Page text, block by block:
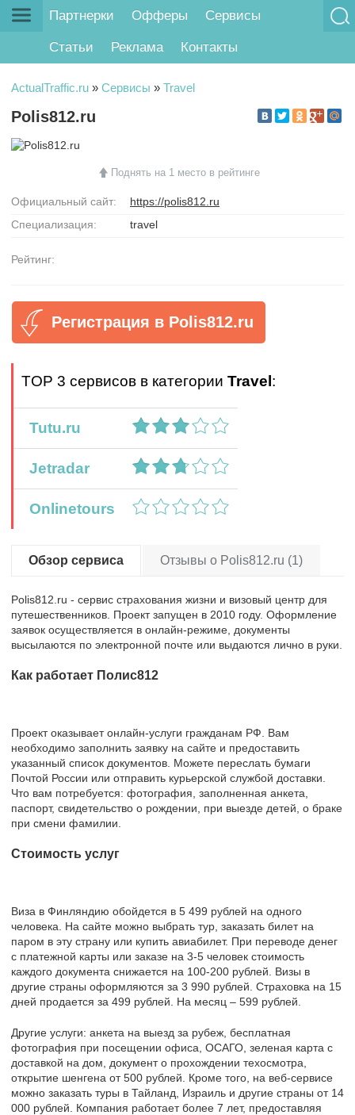
Партнерки Офферы Сервисы
Статьи Реклама Контакты
ActualTraffic.ru » Сервисы » Travel
Polis812.ru
Поднять на 1 место в рейтинге
Официальный сайт:
https://polis812.ru
Специализация:
travel
Рейтинг:
Регистрация в Polis812.ru
TOP 3 сервисов в категории Travel:
Tutu.ru
Jetradar
Onlinetours
Обзор сервиса Отзывы о Polis812.ru (1)
Polis812.ru - сервис страхования жизни и визовый центр для
путешественников. Проект запущен в 2010 году. Оформление
заявок осуществляется в онлайн-режиме, документы
высылаются по электронной почте или выдаются лично в руки.
Как работает Полис812
Проект оказывает онлайн-услуги гражданам РФ. Вам
необходимо заполнить заявку на сайте и предоставить
указанный список документов. Можете переслать бумаги
Почтой России или отправить курьерской службой доставки.
Что вам потребуется: фотография, заполненная анкета,
паспорт, свидетельство о рождении, при выезде детей, о браке
при смени фамилии.
Стоимость услуг
Виза в Финляндию обойдется в 5 499 рублей на одного
человека. На сайте можно выбрать тур, заказать билет на
паром в эту страну или купить авиабилет. При переводе денег
с платежной карты или заказе на 3-5 человек стоимость
каждого документа снижается на 100-200 рублей. Визы в
другие страны оформляются за 3 990 рублей. Страховка на 15
дней продается за 499 рублей. На месяц – 599 рублей.
Другие услуги: анкета на выезд за рубеж, бесплатная
фотография при посещении офиса, ОСАГО, зеленая карта с
доставкой на дом, документ о прохождении техосмотра,
открытие шенгена от 500 рублей. Кроме того, на веб-сервисе
можно заказать туры в Тайланд, Израиль и другие страны от 14
000 рублей. Компания работает более 7 лет, предоставляя